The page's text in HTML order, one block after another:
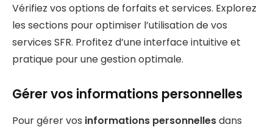
Vérifiez vos options de forfaits et services. Explorez
les sections pour optimiser l’utilisation de vos
services SFR. Profitez d’une interface intuitive et
pratique pour une gestion optimale.
Gérer vos informations personnelles
Pour gérer vos informations personnellesdans